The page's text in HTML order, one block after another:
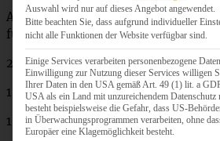
Ausreichend als Vorspeise für 4
für 2 – 3 Personen mit Reis)
2 – 3 EL Butter oder Ghee
1 Zwiebel
1 Stück Sellerie (ca. 150 g)
Auswahl wird nur auf dieses Angebot angewendet.
Bitte beachten Sie, dass aufgrund individueller
nicht alle Funktionen der Website verfügbar sind.
Einige Services verarbeiten personenbezogene
Einwilligung zur Nutzung dieser Services willigen
Ihrer Daten in den USA gemäß Art. 49 (1) lit. a
USA als ein Land mit unzureichendem Datenschutz
besteht beispielsweise die Gefahr, dass US-
in Überwachungsprogrammen verarbeiten, ohne
Europäer eine Klagemöglichkeit besteht.